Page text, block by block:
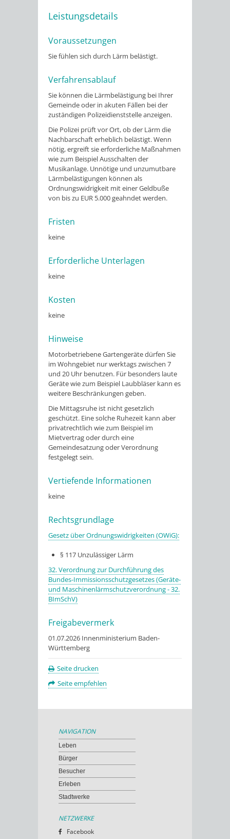
Leistungsdetails
Voraussetzungen
Sie fühlen sich durch Lärm belästigt.
Verfahrensablauf
Sie können die Lärmbelästigung bei Ihrer
Gemeinde oder in akuten Fällen bei der
zuständigen Polizeidienststelle anzeigen.
Die Polizei prüft vor Ort, ob der Lärm die
Nachbarschaft erheblich belästigt. Wenn
nötig, ergreift sie erforderliche Maßnahmen
wie zum Beispiel Ausschalten der
Musikanlage. Unnötige und unzumutbare
Lärmbelästigungen können als
Ordnungswidrigkeit mit einer Geldbuße
von bis zu EUR 5.000 geahndet werden.
Fristen
keine
Erforderliche Unterlagen
keine
Kosten
keine
Hinweise
Motorbetriebene Gartengeräte dürfen Sie
im Wohngebiet nur werktags zwischen 7
und 20 Uhr benutzen. Für besonders laute
Geräte wie zum Beispiel Laubbläser kann es
weitere Beschränkungen geben.
Die Mittagsruhe ist nicht gesetzlich
geschützt. Eine solche Ruhezeit kann aber
privatrechtlich wie zum Beispiel im
Mietvertrag oder durch eine
Gemeindesatzung oder Verordnung
festgelegt sein.
Vertiefende Informationen
keine
Rechtsgrundlage
Gesetz über Ordnungswidrigkeiten (OWiG):
§ 117 Unzulässiger Lärm
32. Verordnung zur Durchführung des
Bundes-Immissionsschutzgesetzes (Geräte-
und Maschinenlärmschutzverordnung - 32.
BImSchV)
Freigabevermerk
01.07.2026 Innenministerium Baden-
Württemberg
Seite drucken
Seite empfehlen
NAVIGATION
Leben
Bürger
Besucher
Erleben
Stadtwerke
NETZWERKE
Facebook